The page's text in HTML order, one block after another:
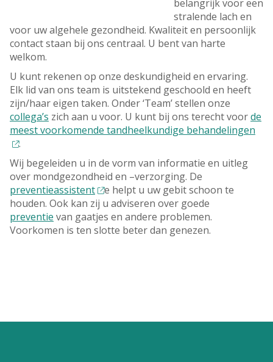
belangrijk voor een
stralende lach en
voor uw algehele gezondheid. Kwaliteit en persoonlijk
contact staan bij ons centraal. U bent van harte
welkom.
U kunt rekenen op onze deskundigheid en ervaring.
Elk lid van ons team is uitstekend geschoold en heeft
zijn/haar eigen taken. Onder ‘Team’ stellen onze
collega’s zich aan u voor. U kunt bij ons terecht voorde
meest voorkomende tandheelkundige behandelingen
.
Wij begeleiden u in de vorm van informatie en uitleg
over mondgezondheid en –verzorging. De
preventieassistent
e helpt u uw gebit schoon te
houden. Ook kan zij u adviseren over goede
preventie van gaatjes en andere problemen.
Voorkomen is ten slotte beter dan genezen.